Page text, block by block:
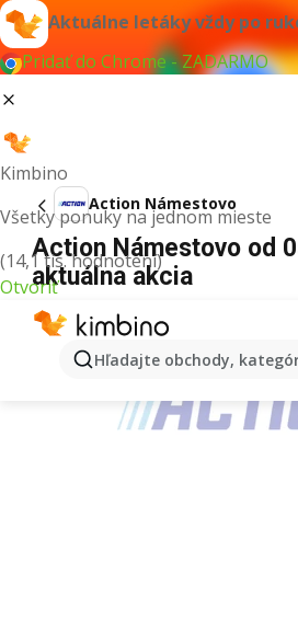
Aktuálne letáky vždy po
Pridať do Chrome - ZADARMO
Kimbino
Všetky ponuky na jednom mieste
(14,1 tis. hodnotení)
Otvoriť
Hľadajte obchody,
Action Námestovo
Action Námestovo od
aktuálna akcia